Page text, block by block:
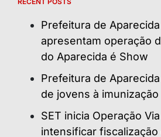
Prefeitura de
apresentam operação
do Aparecida é Show
Prefeitura de
de jovens à imunização
SET inicia Operação
intensificar fiscalização